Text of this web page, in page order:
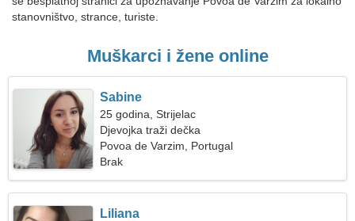
stanovništvo, strance, turiste.
Muškarci i žene online
Sabine
25 godina, Strijelac
Djevojka traži dečka
Povoa de Varzim, Portugal
Brak
Liliana